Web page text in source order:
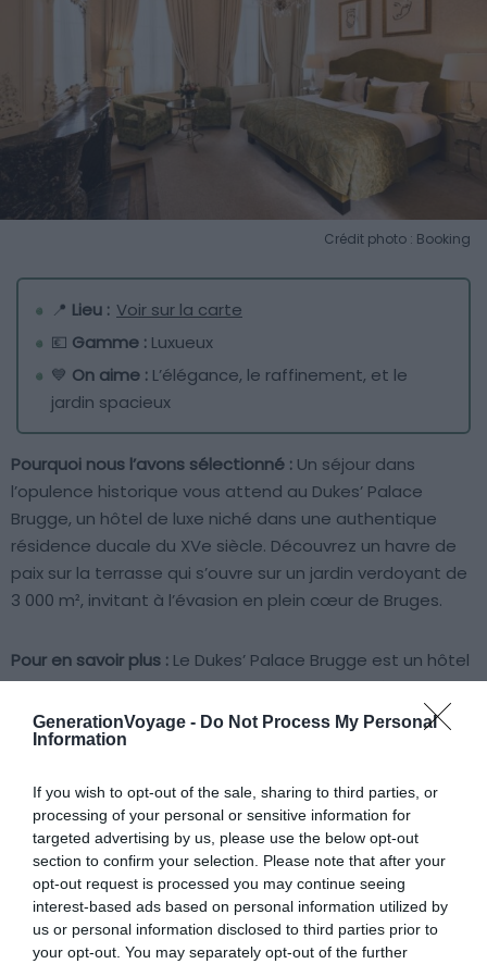
GenerationVoyage - Do Not Process My Personal
Information
If you wish to opt-out of the sale, sharing to third parties, or
processing of your personal or sensitive information for
targeted advertising by us, please use the below opt-out
section to confirm your selection. Please note that after your
opt-out request is processed you may continue seeing
interest-based ads based on personal information utilized by
us or personal information disclosed to third parties prior to
your opt-out. You may separately opt-out of the further
Crédit photo : Booking
📍 Lieu : Voir sur la carte
💶 Gamme : Luxueux
💙 On aime : L’élégance, le raffinement, et le
jardin spacieux
Pourquoi nous l’avons sélectionné : Un séjour dans
l’opulence historique vous attend au Dukes’ Palace
Brugge, un hôtel de luxe niché dans une authentique
résidence ducale du XVe siècle. Découvrez un havre de
paix sur la terrasse qui s’ouvre sur un jardin verdoyant de
3 000 m², invitant à l’évasion en plein cœur de Bruges.
Pour en savoir plus : Le Dukes’ Palace Brugge est un hôtel
luxueux situé au cœur de Bruges. Il offre un mélange
unique d’histoire et de confort moderne. L’hôtel est
proche du Béguinage et du
la terrasse pour savourer des rafraîchissements tout en
admirant le jardin.
Durant votre escapade, dormez dans des chambres
style château avec de hauts plafonds et des détails
d’époque, équipées de tout le confort moderne. Les